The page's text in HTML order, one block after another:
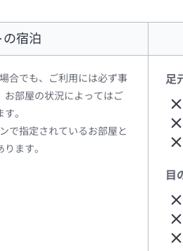
の宿泊
合でも、ご利用には必ず事
お部屋の状況によってはご
。
で指定されているお部屋と
ます。
足
目